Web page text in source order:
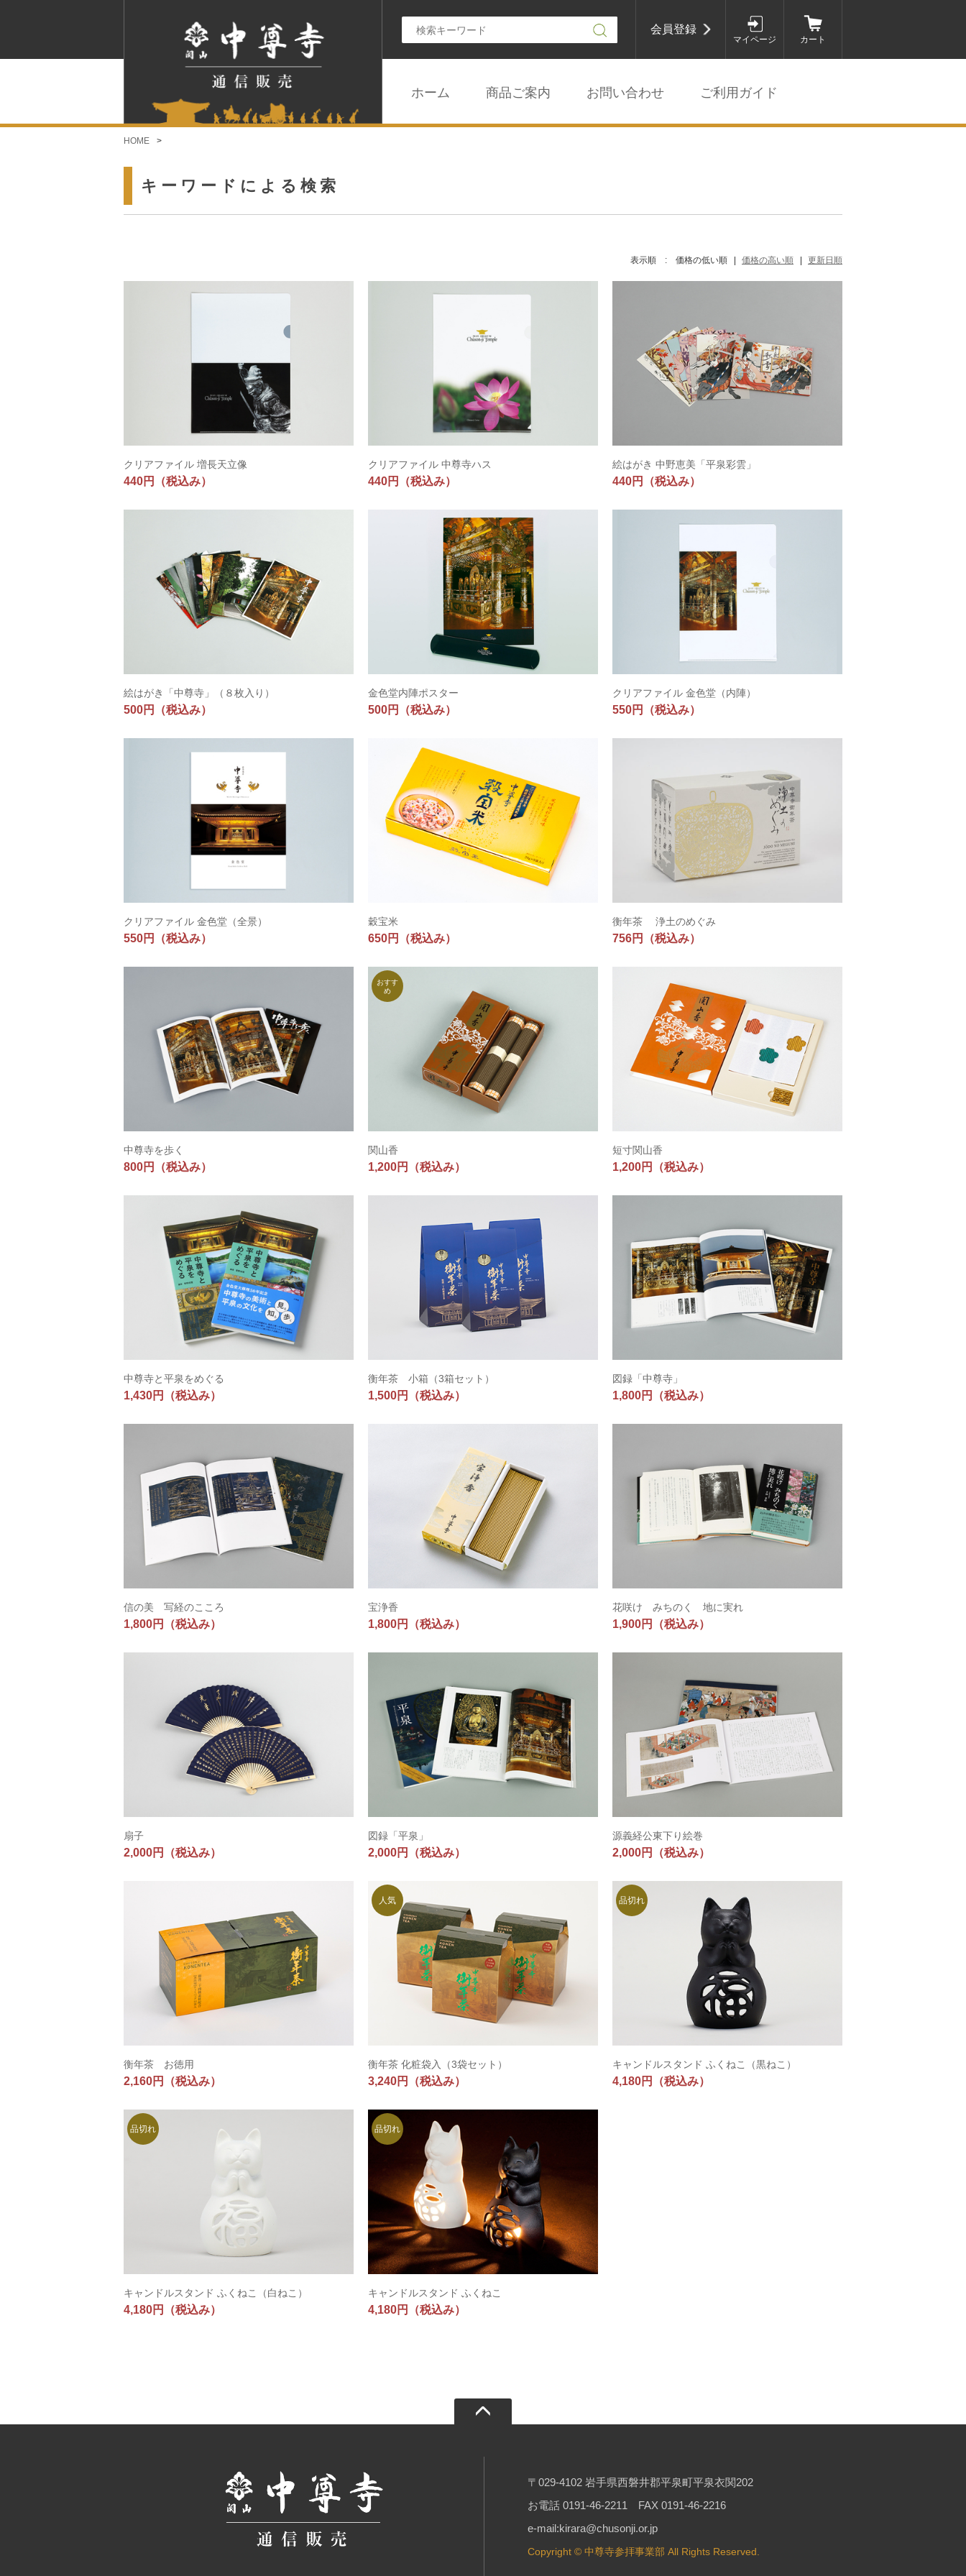
会員登録
マイページ カート
ホーム 商品ご案内 お問い合わせ ご利用ガイド
HOME
キーワードによる検索
表示順 : 価格の低い順 価格の高い順 更新日順
クリアファイル 増長天立像
440円 （税込み）
クリアファイル 中尊寺ハス
440円 （税込み）
絵はがき 中野恵美「平泉彩雲」
440円 （税込み）
絵はがき「中尊寺」（８枚入り）
500円 （税込み）
金色堂内陣ポスター
500円 （税込み）
クリアファイル 金色堂（内陣）
550円 （税込み）
クリアファイル 金色堂（全景）
550円 （税込み）
穀宝米
650円 （税込み）
衡年茶 浄土のめぐみ
756円 （税込み）
中尊寺を歩く
800円 （税込み）
関山香
1,200円 （税込み）
短寸関山香
1,200円 （税込み）
中尊寺と平泉をめぐる
1,430円 （税込み）
衡年茶 小箱（3箱セット）
1,500円 （税込み）
図録「中尊寺」
1,800円 （税込み）
信の美 写経のこころ
1,800円 （税込み）
宝浄香
1,800円 （税込み）
花咲け みちのく 地に実れ
1,900円 （税込み）
扇子
2,000円 （税込み）
図録「平泉」
2,000円 （税込み）
源義経公東下り絵巻
2,000円 （税込み）
衡年茶 お徳用
2,160円 （税込み）
衡年茶 化粧袋入（3袋セット）
3,240円 （税込み）
キャンドルスタンド ふくねこ（黒ねこ）
4,180円 （税込み）
キャンドルスタンド ふくねこ（白ねこ）
4,180円 （税込み）
キャンドルスタンド ふくねこ
4,180円 （税込み）
〒029-4102 岩手県西磐井郡平泉町平泉衣関202
お電話 0191-46-2211 FAX 0191-46-2216
e-mail:kirara@chusonji.or.jp
Copyright © 中尊寺参拝事業部 All Rights Reserved.